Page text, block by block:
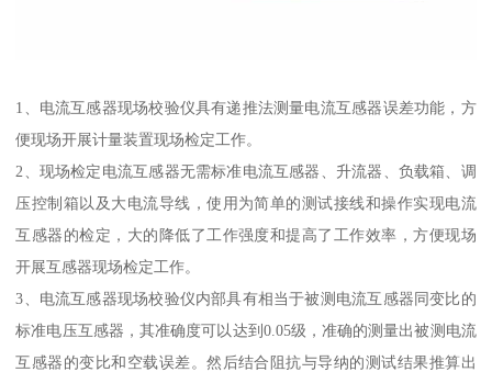
1、电流互感器现场校验仪具有递推法测量电流互感器误差功能，方
便现场开展计量装置现场检定工作。
2、现场检定电流互感器无需标准电流互感器、升流器、负载箱、调
压控制箱以及大电流导线，使用为简单的测试接线和操作实现电流
互感器的检定，大的降低了工作强度和提高了工作效率，方便现场
开展互感器现场检定工作。
3、电流互感器现场校验仪内部具有相当于被测电流互感器同变比的
标准电压互感器，其准确度可以达到0.05级，准确的测量出被测电流
互感器的变比和空载误差。然后结合阻抗与导纳的测试结果推算出